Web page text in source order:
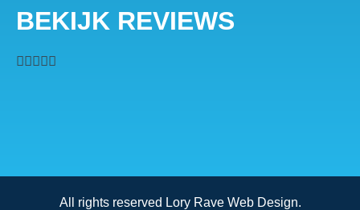
BEKIJK REVIEWS

All rights reserved Lory Rave Web Design.